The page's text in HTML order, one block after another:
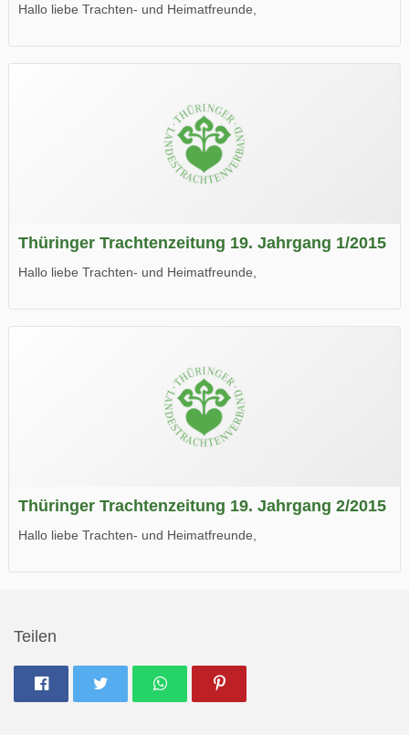
Hallo liebe Trachten- und Heimatfreunde,
Wir wünschen Euch viel Spaß beim Lesen.
Thüringer Trachtenzeitung 19. Jahrgang 1/2015
Hallo liebe Trachten- und Heimatfreunde,
Wir wünschen Euch viel Spaß beim Lesen.
Thüringer Trachtenzeitung 19. Jahrgang 2/2015
Hallo liebe Trachten- und Heimatfreunde,
Teilen